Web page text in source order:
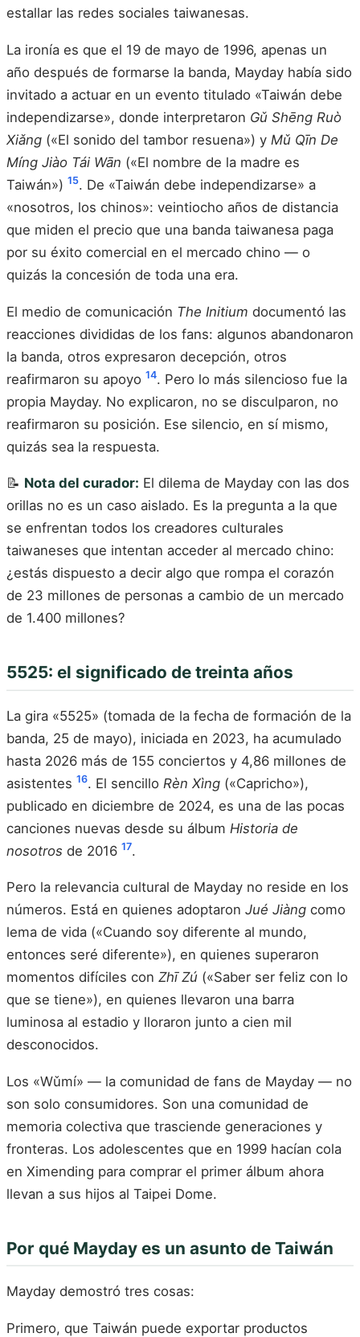
estallar las redes sociales taiwanesas.
La ironía es que el 19 de mayo de 1996, apenas un
año después de formarse la banda, Mayday había sido
invitado a actuar en un evento titulado «Taiwán debe
independizarse», donde interpretaron Gǔ Shēng Ruò
Xiǎng («El sonido del tambor resuena») y Mǔ Qīn De
Míng Jiào Tái Wān («El nombre de la madre es
Taiwán») 15. De «Taiwán debe independizarse» a
«nosotros, los chinos»: veintiocho años de distancia
que miden el precio que una banda taiwanesa paga
por su éxito comercial en el mercado chino — o
quizás la concesión de toda una era.
El medio de comunicación The Initium documentó las
reacciones divididas de los fans: algunos abandonaron
la banda, otros expresaron decepción, otros
reafirmaron su apoyo 14. Pero lo más silencioso fue la
propia Mayday. No explicaron, no se disculparon, no
reafirmaron su posición. Ese silencio, en sí mismo,
quizás sea la respuesta.
📝 Nota del curador: El dilema de Mayday con las dos
orillas no es un caso aislado. Es la pregunta a la que
se enfrentan todos los creadores culturales
taiwaneses que intentan acceder al mercado chino:
¿estás dispuesto a decir algo que rompa el corazón
de 23 millones de personas a cambio de un mercado
de 1.400 millones?
5525: el significado de treinta años
La gira «5525» (tomada de la fecha de formación de la
banda, 25 de mayo), iniciada en 2023, ha acumulado
hasta 2026 más de 155 conciertos y 4,86 millones de
asistentes 16. El sencillo Rèn Xìng («Capricho»),
publicado en diciembre de 2024, es una de las pocas
canciones nuevas desde su álbum Historia de
nosotros de 2016 17.
Pero la relevancia cultural de Mayday no reside en los
números. Está en quienes adoptaron Jué Jiàng como
lema de vida («Cuando soy diferente al mundo,
entonces seré diferente»), en quienes superaron
momentos difíciles con Zhī Zú («Saber ser feliz con lo
que se tiene»), en quienes llevaron una barra
luminosa al estadio y lloraron junto a cien mil
desconocidos.
Los «Wǔmí» — la comunidad de fans de Mayday — no
son solo consumidores. Son una comunidad de
memoria colectiva que trasciende generaciones y
fronteras. Los adolescentes que en 1999 hacían cola
en Ximending para comprar el primer álbum ahora
llevan a sus hijos al Taipei Dome.
Por qué Mayday es un asunto de Taiwán
Mayday demostró tres cosas:
Primero, que Taiwán puede exportar productos